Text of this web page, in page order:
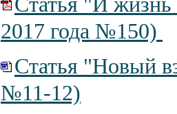
2017 года №150)
Статья "Новый
№11-12)